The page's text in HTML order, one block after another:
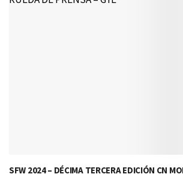
SFW 2024 – DÉCIMA TERCERA EDICIÓN CN